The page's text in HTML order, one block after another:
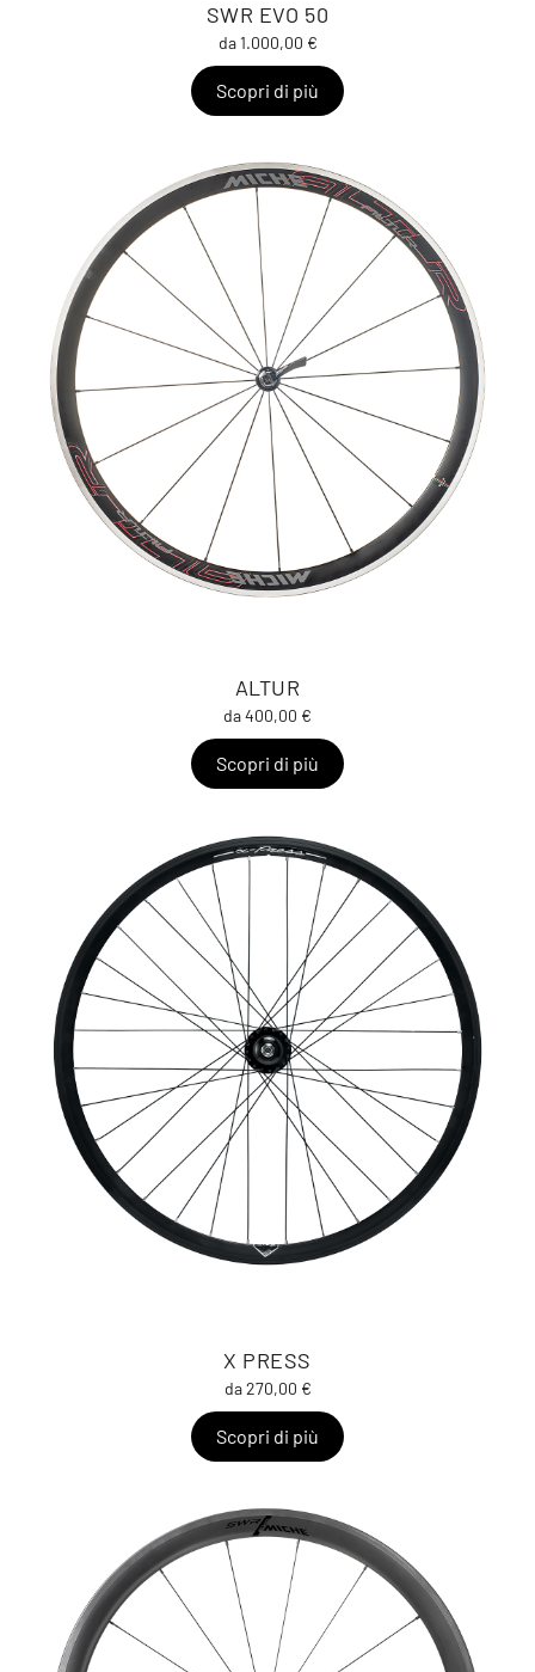
SWR EVO 50
da 1.000,00 €
Scopri di più
ALTUR
da 400,00 €
Scopri di più
X PRESS
da 270,00 €
Scopri di più